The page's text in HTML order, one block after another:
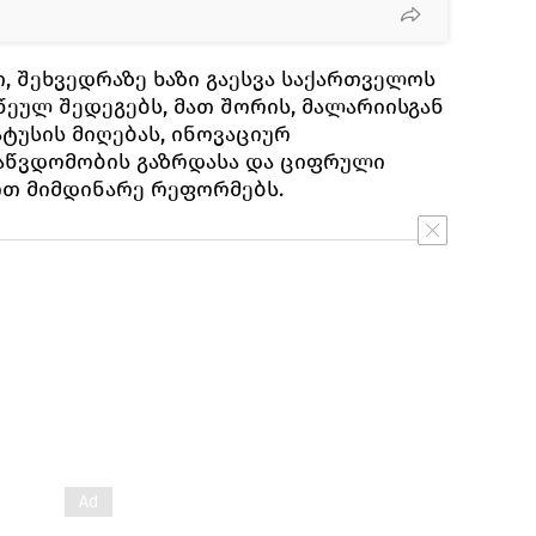
ხაზი გაესვა საქართველოს
შედეგებს, მათ შორის, მალარიისგან
მიღებას, ინოვაციურ
გაზრდასა და ციფრული
მიმდინარე რეფორმებს.